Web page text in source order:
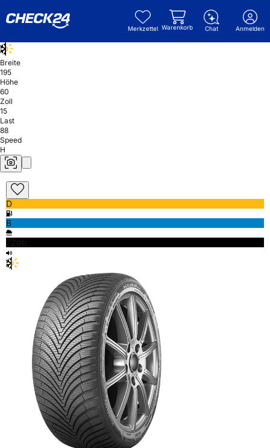
Merkzettel Warenkorb Chat Anmelden
Breite
195
Höhe
60
Zoll
15
Last
88
Speed
H
D
B
72db